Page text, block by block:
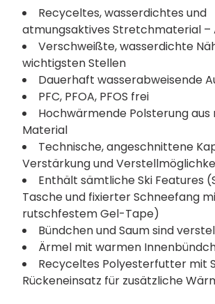
Recyceltes, wasserdichtes und
atmungsaktives Stretchmaterial –
Verschweißte, wasserdichte
wichtigsten Stellen
Dauerhaft wasserabweisende
PFC, PFOA, PFOS frei
Hochwärmende Polsterung
Material
Technische, angeschnittene
Verstärkung und
Enthält sämtliche Ski Features
Tasche und fixierter Schneefang
rutschfestem Gel-Tape)
Bündchen und Saum sind
Ärmel mit warmen
Recyceltes Polyesterfutter mit
Rückeneinsatz für zusätzliche